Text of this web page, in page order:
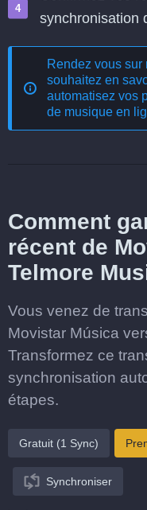
synchronisation
Rendez vous
souhaitez en
automatisez vos
de musique en
Comment
récent de
Telmore
Vous venez de
Movistar Música
Transformez ce
synchronisation
étapes.
Gratuit (1 Sync)
Synchroniser